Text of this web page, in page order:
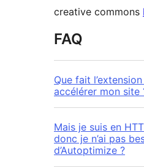
creative commons
FAQ
Que fait
accélérer mon site
Mais je suis en
donc je n’ai pas
d’Autoptimize ?